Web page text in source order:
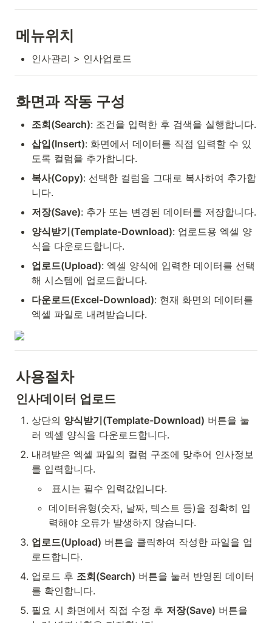
메뉴위치
인사관리 > 인사업로드
화면과 작동 구성
조회(Search): 조건을 입력한 후 검색을 실행합니다.
삽입(Insert): 화면에서 데이터를 직접 입력할 수 있
도록 컬럼을 추가합니다.
복사(Copy): 선택한 컬럼을 그대로 복사하여 추가합
니다.
저장(Save): 추가 또는 변경된 데이터를 저장합니다.
양식받기(Template-Download): 업로드용 엑셀 양
식을 다운로드합니다.
업로드(Upload): 엑셀 양식에 입력한 데이터를 선택
해 시스템에 업로드합니다.
다운로드(Excel-Download): 현재 화면의 데이터를
엑셀 파일로 내려받습니다.
사용절차
인사데이터 업로드
상단의 양식받기(Template-Download) 버튼을 눌
러 엑셀 양식을 다운로드합니다.
내려받은 엑셀 파일의 컬럼 구조에 맞추어 인사정보
를 입력합니다.
표시는 필수 입력값입니다.
데이터유형(숫자, 날짜, 텍스트 등)을 정확히 입
력해야 오류가 발생하지 않습니다.
업로드(Upload) 버튼을 클릭하여 작성한 파일을 업
로드합니다.
업로드 후 조회(Search) 버튼을 눌러 반영된 데이터
를 확인합니다.
필요 시 화면에서 직접 수정 후 저장(Save) 버튼을